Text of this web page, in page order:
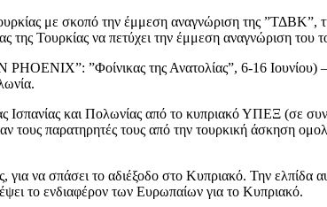
με σκοπό την έμμεση αναγνώριση της ”ΤΔΒΚ”,
Τουρκίας να πετύχει την έμμεση αναγνώριση του
”Φοίνικας της Ανατολίας”, 6-16 Ιουνίου)
και Πολωνίας από το κυπριακό ΥΠΕΞ (σε
παρατηρητές τους από την τουρκική άσκηση
να σπάσει το αδιέξοδο στο Κυπριακό. Την ελπίδα
το ενδιαφέρον των Ευρωπαίων για το Κυπριακό.